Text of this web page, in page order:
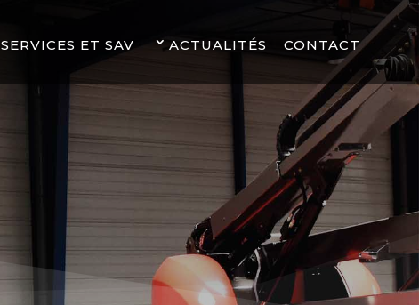
SERVICES ET SAV ACTUALITÉS CONTACT